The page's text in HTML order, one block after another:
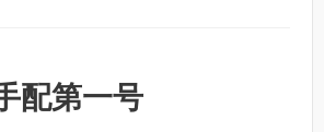
配第一号